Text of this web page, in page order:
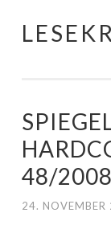
Springe
48/2008
24. NOVEMBER